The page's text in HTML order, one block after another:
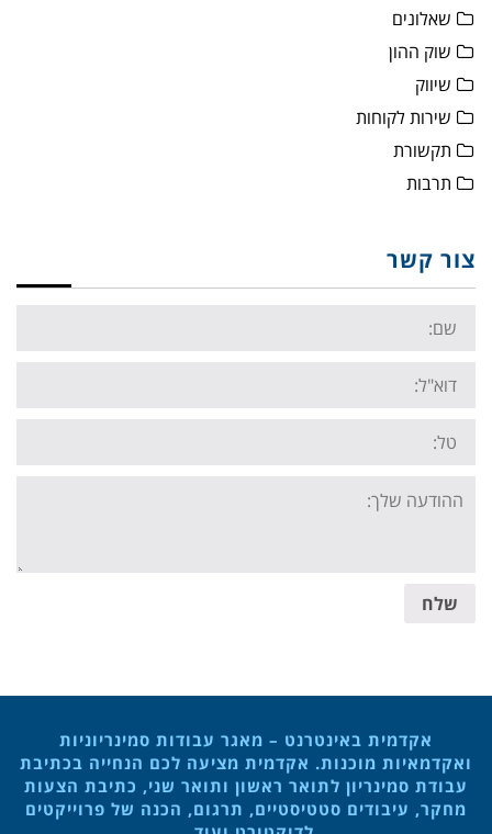
שאלונים
שוק ההון
שיווק
שירות לקוחות
תקשורת
תרבות
צור קשר
Name:
Email:
Tel:
Your
message:
שלח
אקדמית באינטרנט – מאגר עבודות סמינריוניות
ואקדמאיות מוכנות. אקדמית מציעה לכם הנחייה בכתיבת
עבודת סמינריון לתואר ראשון ותואר שני, כתיבת הצעות
מחקר, עיבודים סטטיסטיים, תרגום, הכנה של פרוייקטים